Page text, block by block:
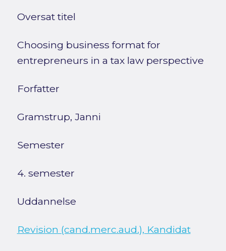
Oversat titel
Choosing business format for
entrepreneurs in a tax law perspective
Forfatter
Gramstrup, Janni
Semester
4. semester
Uddannelse
Revision (cand.merc.aud.), Kandidat